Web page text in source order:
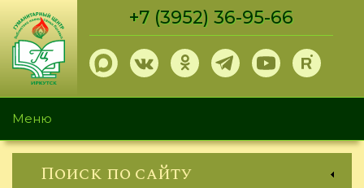
Перейти
основному
содержанию
+7 (3952) 36-95-66
Меню
Поиск по сайту